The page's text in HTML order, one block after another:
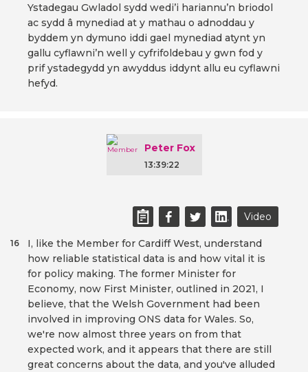
Ystadegau Gwladol sydd wedi’i hariannu’n briodol
ac sydd â mynediad at y mathau o adnoddau y
byddem yn dymuno iddi gael mynediad atynt yn
gallu cyflawni’n well y cyfrifoldebau y gwn fod y
prif ystadegydd yn awyddus iddynt allu eu cyflawni
hefyd.
Peter Fox
13:39:22
Video
I, like the Member for Cardiff West, understand
how reliable statistical data is and how vital it is
for policy making. The former Minister for
Economy, now First Minister, outlined in 2021, I
believe, that the Welsh Government had been
involved in improving ONS data for Wales. So,
we're now almost three years on from that
expected work, and it appears that there are still
great concerns about the data, and you've alluded
16